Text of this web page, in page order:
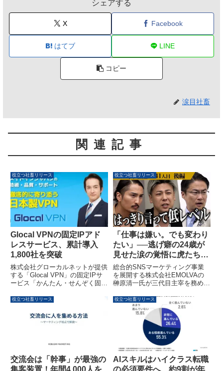
シェアする
X Facebook
はてブ LINE
コピー
涙目社畜
関連記事
役立つ社畜リリース
Glocal VPNの固定IPアド
レスサービス、累計導入
1,800社を突破
株式会社グローカルネットが提供
する「Glocal VPN」の固定IPサ
ービス「かんたん・せんぞく固定
1,800社を突破しました。サービ
ランド全体では累計利用ユーザー
数30,000ユーザー、500台のVPN
伴う固定IP需要に応えています。
役立つ社畜リリース
「仕事は嫌い。でも変わり
たい」──逃げ癖の24歳が
見せた涙の覚悟に虎たちが
動いた『人財版 令和の
虎』を配信しました
総合的SNSマーケティング事業
を展開する株式会社EMOLVAの
榊󠄀原清一氏が三代目主宰を務める
ツ『人財版 令和の虎』の配信が
開始されました。短期離職を繰り
返してきた24歳の若者が、自身
の弱さを乗り越え、未来への覚悟
を示すドラマが展開されていま
役立つ社畜リリース
交流会は「幹事」が最強の
集客装置！年間4,000人を
役立つ社畜リリース
AIスキルはハイクラス転職
の必須要件へ、約9割が年